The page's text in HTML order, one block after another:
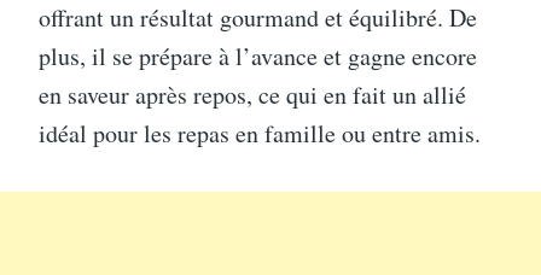
offrant un résultat gourmand et équilibré. De
plus, il se prépare à l’avance et gagne encore
en saveur après repos, ce qui en fait un allié
idéal pour les repas en famille ou entre amis.